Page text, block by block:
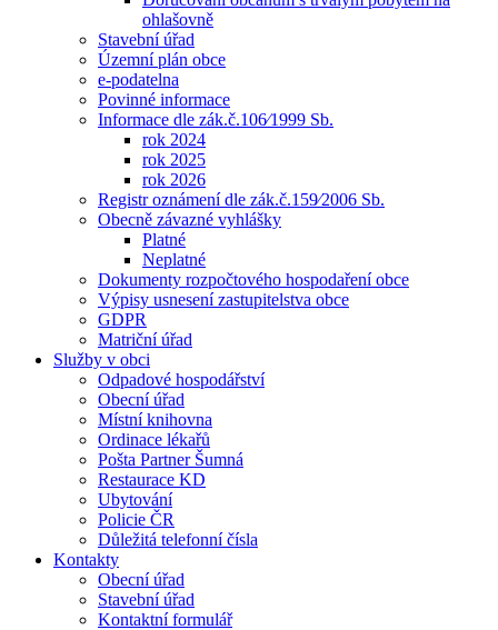
ohlašovně
Stavební úřad
Územní plán obce
e-podatelna
Povinné informace
Informace dle zák.č.106⁄1999 Sb.
rok 2024
rok 2025
rok 2026
Registr oznámení dle zák.č.159⁄2006 Sb.
Obecně závazné vyhlášky
Platné
Neplatné
Dokumenty rozpočtového hospodaření obce
Výpisy usnesení zastupitelstva obce
GDPR
Matriční úřad
Služby v obci
Odpadové hospodářství
Obecní úřad
Místní knihovna
Ordinace lékařů
Pošta Partner Šumná
Restaurace KD
Ubytování
Policie ČR
Důležitá telefonní čísla
Kontakty
Obecní úřad
Stavební úřad
Kontaktní formulář